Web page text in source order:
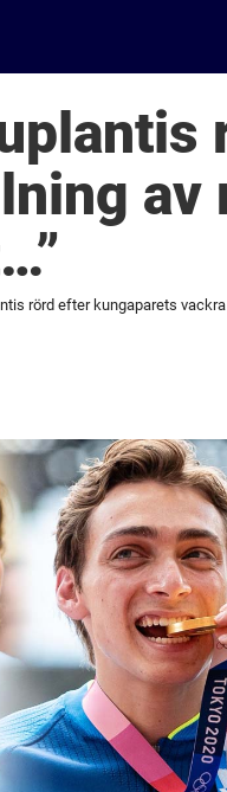
av
rörd efter kungaparets